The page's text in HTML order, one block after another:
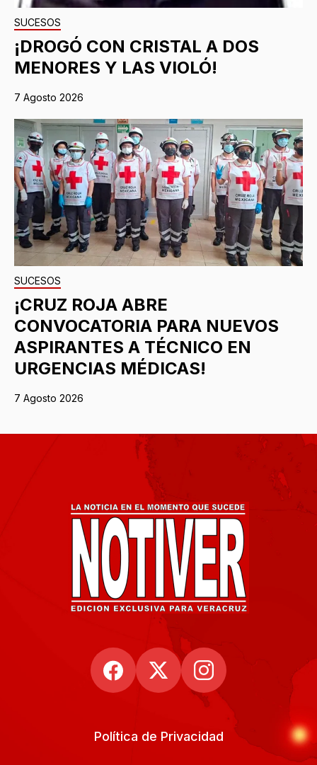
SUCESOS
¡DROGÓ CON CRISTAL A DOS
MENORES Y LAS VIOLÓ!
7 Agosto 2026
SUCESOS
¡CRUZ ROJA ABRE
CONVOCATORIA PARA NUEVOS
ASPIRANTES A TÉCNICO EN
URGENCIAS MÉDICAS!
7 Agosto 2026
Política de Privacidad